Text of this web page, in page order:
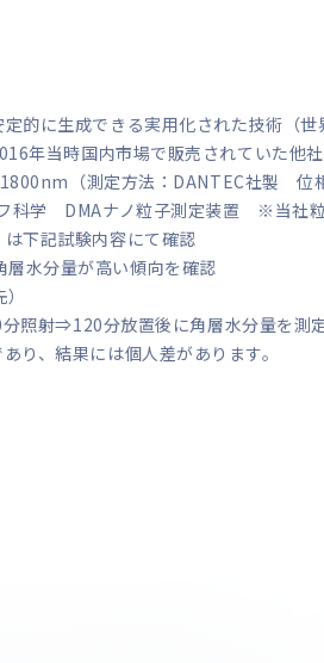
的に生成できる実用化された技術（
年当時国内市場で販売されていた他
（測定方法：DANTEC社製 位
科学 DMAナノ粒子測定装置 ※当社
下記試験内容にて確認
層水分量が高い傾向を確認
分照射⇒120分放置後に角層水分量を
り、結果には個人差があります。